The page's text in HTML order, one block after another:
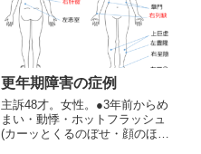
更年期障害の症例
主訴48才。女性。●3年前からめ
まい・動悸・ホットフラッシュ
(カーッとくるのぼせ・顔のほて